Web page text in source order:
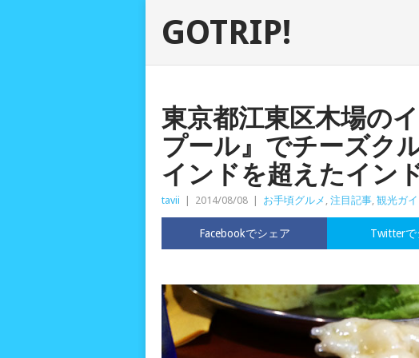
GOTRIP!
東京都江東区木場の
プール』でチーズク
インドを超えたイン
tavii 2014/08/08 お手頃グルメ , 注目記事, 観光ガ
Facebookでシェア Twitterで